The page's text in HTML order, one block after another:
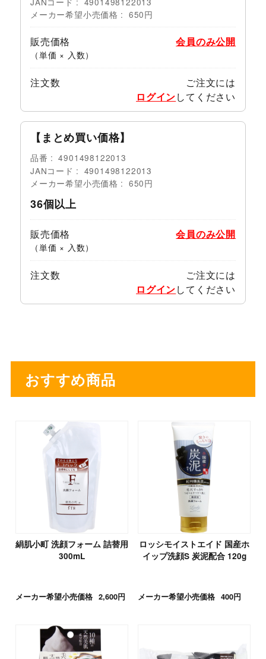
メーカー希望小売価格
650円
販売価格
（単価 × 入数）
会員のみ公開
注文数
ご注文には
ログインしてください
【まとめ買い価格】
品番
4901498122013
JANコード
4901498122013
メーカー希望小売価格
650円
36個以上
販売価格
（単価 × 入数）
会員のみ公開
注文数
ご注文には
ログインしてください
おすすめ商品
絹肌小町 洗顔フォーム 詰替用
300mL
メーカー希望小売価格 2,600円
ロッシモイストエイド 国産ホ
イップ洗顔S 炭泥配合 120g
メーカー希望小売価格 400円